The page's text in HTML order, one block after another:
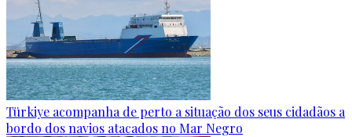
Türkiye acompanha de perto a situação dos seus cidadãos a
bordo dos navios atacados no Mar Negro